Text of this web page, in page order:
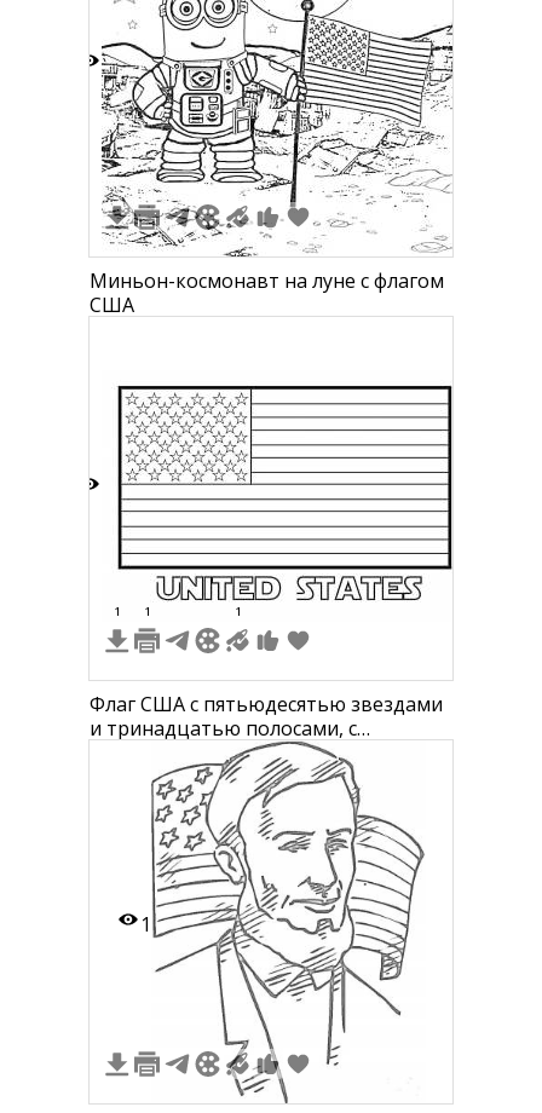
Миньон-космонавт на луне с флагом
США
1 1 1
Флаг США с пятьюдесятью звездами
и тринадцатью полосами, с
надписью United States внизу
1